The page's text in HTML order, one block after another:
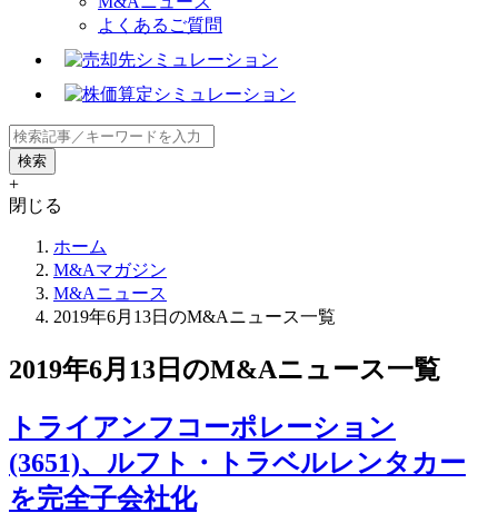
よくあるご質問
+
閉じる
ホーム
M&Aマガジン
M&Aニュース
2019年6月13日のM&Aニュース一覧
2019年6月13日のM&Aニュース一覧
トライアンフコーポレーション
(3651)、ルフト・トラベルレンタカー
を完全子会社化